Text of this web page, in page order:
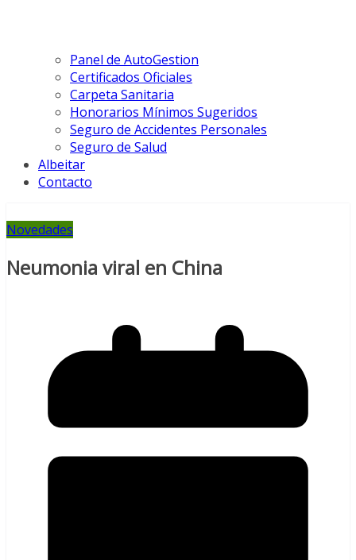
Panel de AutoGestion
Certificados Oficiales
Carpeta Sanitaria
Honorarios Mínimos Sugeridos
Seguro de Accidentes Personales
Seguro de Salud
Albeitar
Contacto
Novedades
Neumonia viral en China